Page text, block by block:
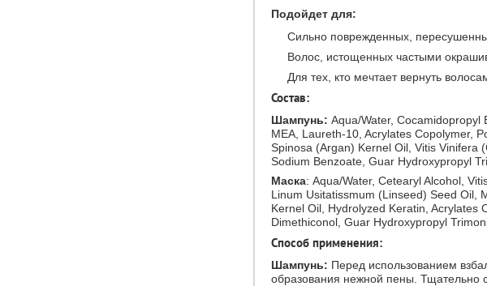
Подойдет для:
Сильно поврежденных,
Волос, истощенных частыми
Для тех, кто мечтает вернуть
Состав:
Шампунь: Aqua/Water,
MEA, Laureth-10, Acrylates Copolymer,
Spinosa (Argan) Kernel Oil, Vitis Vinifera
Sodium Benzoate, Guar Hydroxypropyl
Маска: Aqua/Water, Cetearyl Alcohol,
Linum Usitatissmum (Linseed) Seed Oil,
Kernel Oil, Hydrolyzed Keratin, Acrylates
Dimethiconol, Guar Hydroxypropyl
Способ применения:
Шампунь: Перед использованием
образования нежной пены. Тщательно